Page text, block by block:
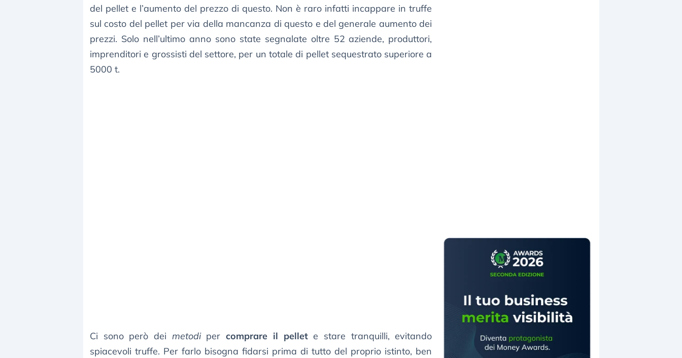
del pellet e l’aumento del prezzo di questo. Non è raro infatti incappare in truffe
sul costo del pellet per via della mancanza di questo e del generale aumento dei
prezzi. Solo nell’ultimo anno sono state segnalate oltre 52 aziende, produttori,
imprenditori e grossisti del settore, per un totale di pellet sequestrato superiore a
5000 t.
Ci sono però dei metodipercomprare il pellete stare tranquilli, evitando
spiacevoli truffe. Per farlo bisogna fidarsi prima di tutto del proprio istinto, ben